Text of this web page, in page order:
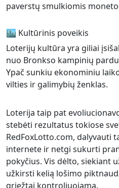
paverstų smulkiomis
🏙️ Kultūrinis poveikis
Loterijų kultūra yra giliai
nuo Bronkso kampinių
Ypač sunkiu ekonominiu
vilties ir galimybių ženklas.
Loterija taip pat
stebėti rezultatus tokiose
RedFoxLotto.com, dalyvauti
internete ir netgi sukurti
pokyčius. Vis dėlto, siekiant
užkirsti kelią lošimo
griežtai kontroliuojama.